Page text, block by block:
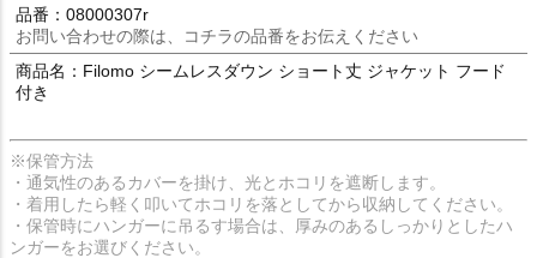
品番：08000307r
お問い合わせの際は、コチラの品番をお伝えください
商品名：Filomo シームレスダウン ショート丈 ジャケット フード
付き
※保管方法
・通気性のあるカバーを掛け、光とホコリを遮断します。
・着用したら軽く叩いてホコリを落としてから収納してください。
・保管時にハンガーに吊るす場合は、厚みのあるしっかりとしたハ
ンガーをお選びください。